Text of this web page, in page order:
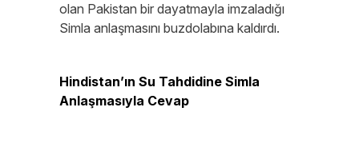
olan Pakistan bir dayatmayla imzaladığı
Simla anlaşmasını buzdolabına kaldırdı.
Hindistan’ın Su Tahdidine Simla
Anlaşmasıyla Cevap